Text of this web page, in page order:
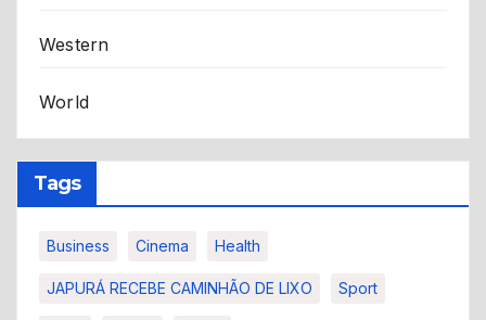
Western
World
Tags
Business Cinema Health
JAPURÁ RECEBE CAMINHÃO DE LIXO Sport